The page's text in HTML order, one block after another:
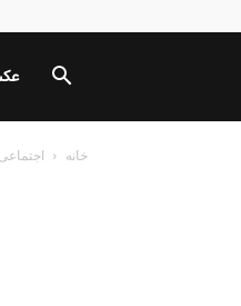
خانه اجتماعی